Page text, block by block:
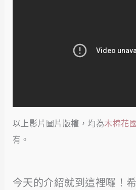
以上影片圖片版權，均為木棉花
有。
今天的介紹就到這裡囉！